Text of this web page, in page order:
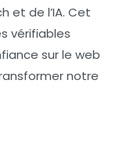
et de l’IA. Cet
vérifiables
sur le web
notre